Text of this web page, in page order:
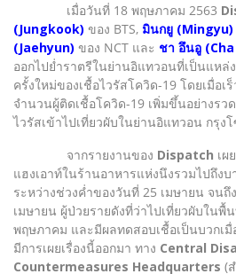
เมื่อวันที่ 18 พฤษภาคม 2563
(Jungkook) ของ BTS, มินกยู (Mingyu)
(Jaehyun) ของ NCT และ ชา อึนอู
ออกไปย่ำราตรีในย่านอิแทวอนที่เป็นแหล่
ครั้งใหม่ของเชื้อไวรัสโควิด-19 โดยเมื่อเ
จำนวนผู้ติดเชื้อโควิด-19 เพิ่มขึ้นอย่างรว
ไวรัสเข้าไปเที่ยวผับในย่านอิแทวอน กรุง
จากรายงานของ Dispatch เผ
แฮงเอาท์ในร้านอาหารแห่งนึงรวมไปถึง
ระหว่างช่วงค่ำของวันที่ 25 เมษายน จนถึ
เมษายน ผู้ป่วยรายดังที่ว่าไปเที่ยวผับในพื้
พฤษภาคม และมีผลทดสอบเชื้อเป็นบวกเ
มีการเผยเรื่องนี้ออกมา ทาง Central
Countermeasures Headquarters (